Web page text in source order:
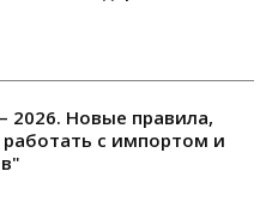
2026. Новые правила,
работать с импортом и